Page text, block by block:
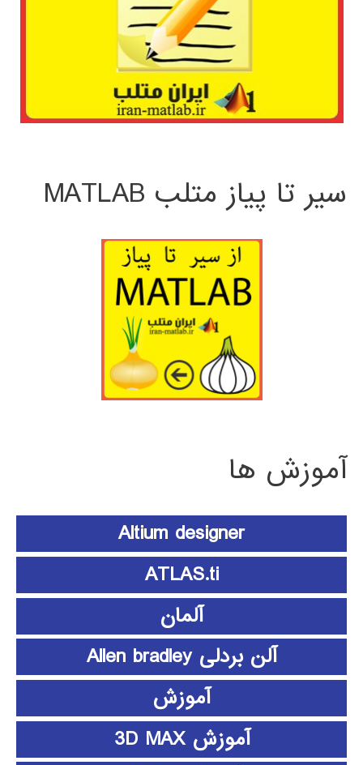
سیر تا پیاز متلب MATLAB
آموزش ها
Altium designer
ATLAS.ti
آلمان
آلن بردلی Allen bradley
آموزش
آموزش 3D MAX